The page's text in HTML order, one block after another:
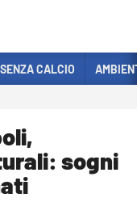
CALCIO
sogni